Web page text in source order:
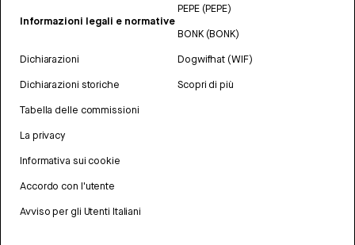
Informazioni legali e normative
Dichiarazioni
Dichiarazioni storiche
Tabella delle commissioni
La privacy
Informativa sui cookie
Accordo con l'utente
Avviso per gli Utenti Italiani
PEPE (PEPE)
BONK (BONK)
Dogwifhat (WIF)
Scopri di più